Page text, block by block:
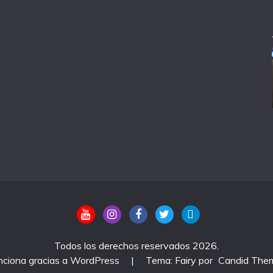
Todos los derechos reservados 2026.
gracias a WordPress
| Tema: Fairy por Candid